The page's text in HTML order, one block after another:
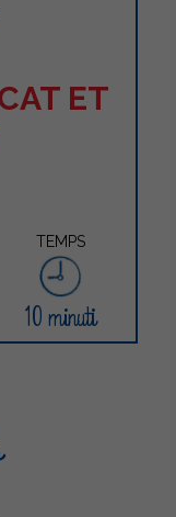
ET
TEMPS
10 minuti